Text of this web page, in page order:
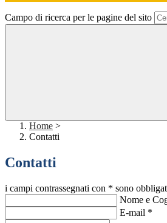
Campo di ricerca per le pagine del sito
Home >
Contatti
Contatti
i campi contrassegnati con * sono
Nome e
E-mail *